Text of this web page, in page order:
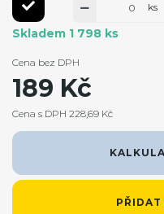
Skladem 1 798 ks
ks
PŘIDAT
Cena bez DPH
189 Kč
Cena s DPH 228,69 Kč